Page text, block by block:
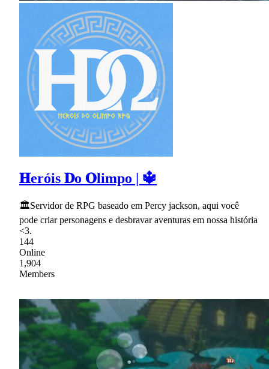
𝐇eróis 𝐃o 𝐎limpo | 🔱
🏛Servidor de RPG baseado em Percy jackson, aqui você
pode criar personagens e desbravar aventuras em nossa história
<3.
144
Online
1,904
Members